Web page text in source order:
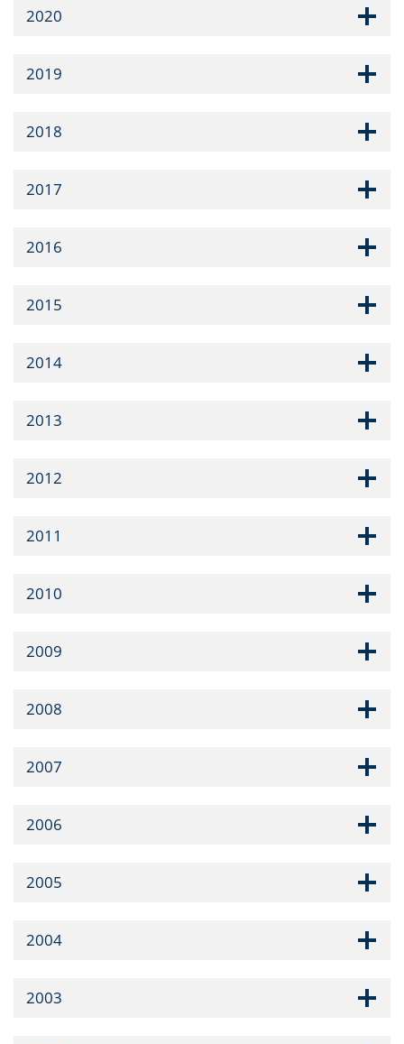
2020
2019
2018
2017
2016
2015
2014
2013
2012
2011
2010
2009
2008
2007
2006
2005
2004
2003